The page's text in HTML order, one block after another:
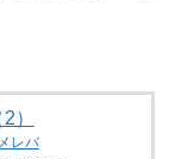
）
レバ